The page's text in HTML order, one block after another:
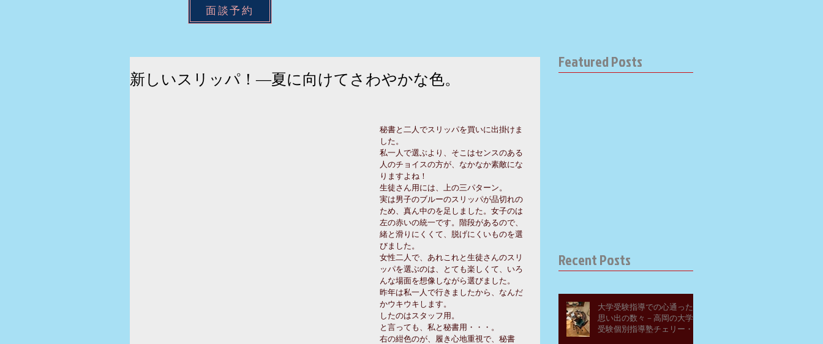
面談予約
新しいスリッパ！―夏に向けてさわやかな色。
秘書と二人でスリッパを買いに出掛けま
した。
私一人で選ぶより、そこはセンスのある
人のチョイスの方が、なかなか素敵にな
りますよね！
生徒さん用には、上の三パターン。
実は男子のブルーのスリッパが品切れの
ため、真ん中のを足しました。女子のは
左の赤いの統一です。階段があるので、
緒と滑りにくくて、脱げにくいものを選
びました。
女性二人で、あれこれと生徒さんのスリ
ッパを選ぶのは、とても楽しくて、いろ
んな場面を想像しながら選びました。
昨年は私一人で行きましたから、なんだ
かウキウキします。
したのはスタッフ用。
と言っても、私と秘書用・・・。
右の紺色のが、履き心地重視で、秘書
Featured Posts
Recent Posts
大学受験指導での心通った
思い出の数々－高岡の大学
受験個別指導塾チェリー・